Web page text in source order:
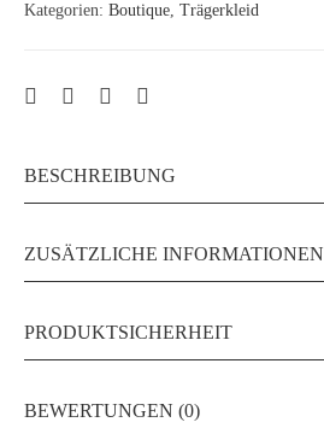
Kategorien: Boutique, Trägerkleid
BESCHREIBUNG
ZUSÄTZLICHE INFORMATIONEN
PRODUKTSICHERHEIT
BEWERTUNGEN (0)